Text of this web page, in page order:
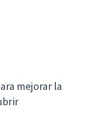
mejorar la